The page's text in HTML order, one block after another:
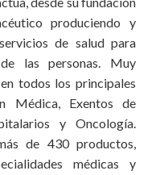
produciendo y
de salud para
las personas. Muy
todos los principales
Médica, Exentos de
y Oncología.
de 430 productos,
médicas y